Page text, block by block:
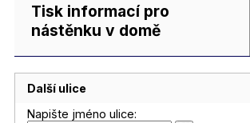
Tisk informací pro
nástěnku v domě
Další ulice
Napište jméno ulice: